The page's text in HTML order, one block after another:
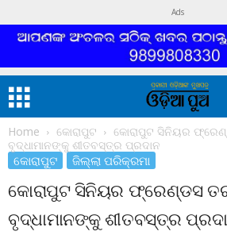
Ads
Home କୋରାପୁଟ
କୋରାପୁଟ ସିନିୟର
ବୃଦ୍ଧାମାନଙ୍କୁ ଶୀତବସ୍ତ୍ର ପ୍ରଦାନ
କୋରାପୁଟ ଜିଲ୍ଲା ପରିକ୍ରମା
କୋରାପୁଟ ସିନିୟର ଫ୍ରେଣ୍ଡସ
ବୃଦ୍ଧାମାନଙ୍କୁ ଶୀତବସ୍ତ୍ର